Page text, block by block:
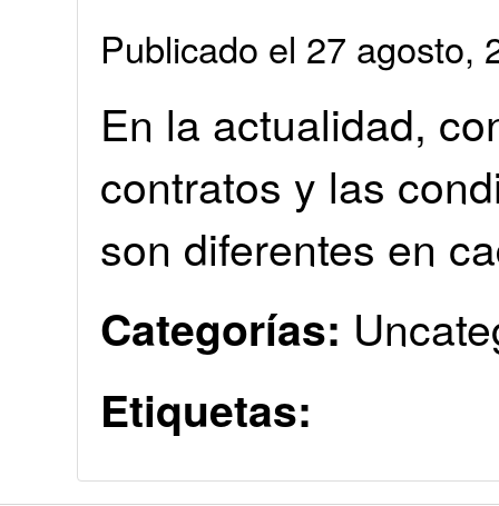
Publicado el 27 agosto,
En la actualidad,
contratos y las
son diferentes en
Categorías:
Etiquetas: